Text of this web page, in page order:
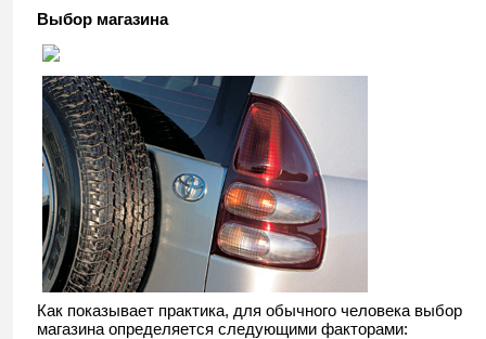
Выбор магазина
Как показывает практика, для обычного человека выбор
магазина определяется следующими факторами: